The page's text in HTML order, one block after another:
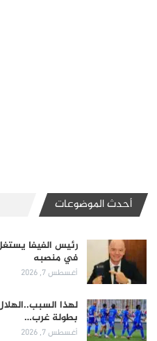
أحدث الموضوعات
رئيس الفيفا
في منصبه
أغسطس 7, 2026
لهذا
بطولة غرب…
أغسطس 7, 2026